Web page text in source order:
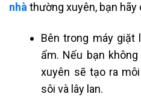
nhà thường xuyên, bạn
Bên trong máy giặt
ẩm. Nếu bạn
xuyên sẽ tạo ra
sôi và lây lan.